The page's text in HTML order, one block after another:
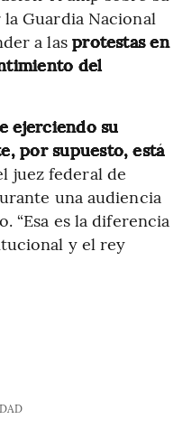
Guardia Nacional
a lasprotestas en
del
ejerciendo su
por supuesto, está
juez federal de
una audiencia
“Esa es la diferencia
y el rey